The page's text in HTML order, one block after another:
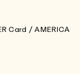
Card / AMERICA